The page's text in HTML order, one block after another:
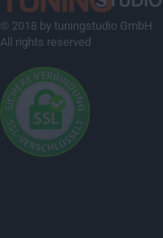
© 2018 by tuningstudio GmbH
All rights reserved